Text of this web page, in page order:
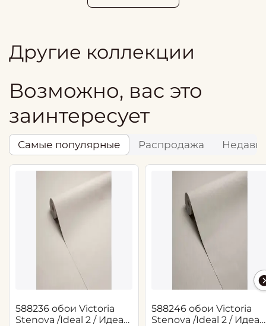
Другие коллекции
Возможно, вас это
заинтересует
Самые популярные Распродажа
588236 обои Victoria
Stenova /Ideal 2 / Идеал
588246 обои Victoria
Stenova /Ideal 2 / Идеал